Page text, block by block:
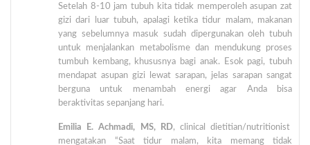
Setelah 8-10 jam tubuh kita tidak memperoleh asupan zat
gizi dari luar tubuh, apalagi ketika tidur malam, makanan
yang sebelumnya masuk sudah dipergunakan oleh tubuh
untuk menjalankan metabolisme dan mendukung proses
tumbuh kembang, khususnya bagi anak. Esok pagi, tubuh
mendapat asupan gizi lewat sarapan, jelas sarapan sangat
berguna untuk menambah energi agar Anda bisa
beraktivitas sepanjang hari.
Emilia E. Achmadi, MS, RD, clinical dietitian/nutritionist
mengatakan “Saat tidur malam, kita memang tidak